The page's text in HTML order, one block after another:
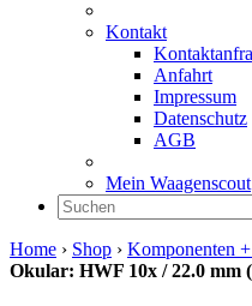
Kontakt
Anfahrt
Impressum
Datenschutz
AGB
Mein Waagenscout
Home › Shop › Komponenten
Okular: HWF 10x / 22.0 mm